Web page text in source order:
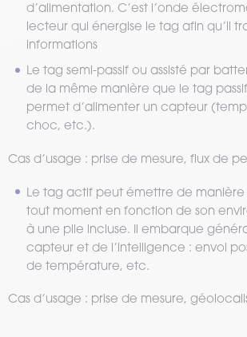
d’alimentation. C’est l’onde
lecteur qui énergise le tag afin qu’il
informations
Le tag semi-passif ou assisté par
de la même manière que le tag
permet d’alimenter un capteur
choc, etc.).
Cas d’usage : prise de mesure, flux de
Le tag actif peut émettre de
tout moment en fonction de son
à une pile incluse. Il embarque
capteur et de l’intelligence : envoi
de température, etc.
Cas d’usage : prise de mesure,